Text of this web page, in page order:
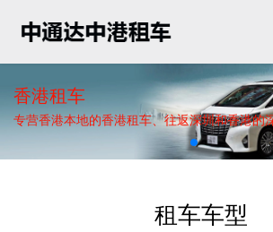
香港租车
专营香港本地的香港租车、往返深圳和香港的
租车车型